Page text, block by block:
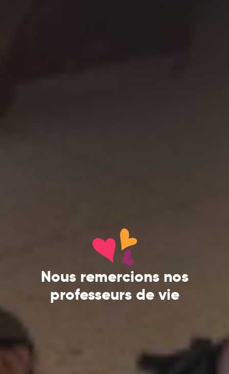
Nous remercions nos
professeurs de vie